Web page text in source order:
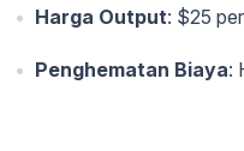
Harga Output: $25
Penghematan Biaya: